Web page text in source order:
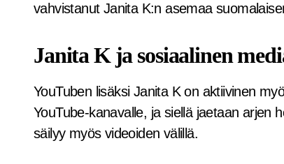
vahvistanut Janita K:n asemaa
Janita K ja sosiaalinen
YouTuben lisäksi Janita K on aktiivinen
YouTube-kanavalle, ja siellä jaetaan arjen
säilyy myös videoiden välillä.